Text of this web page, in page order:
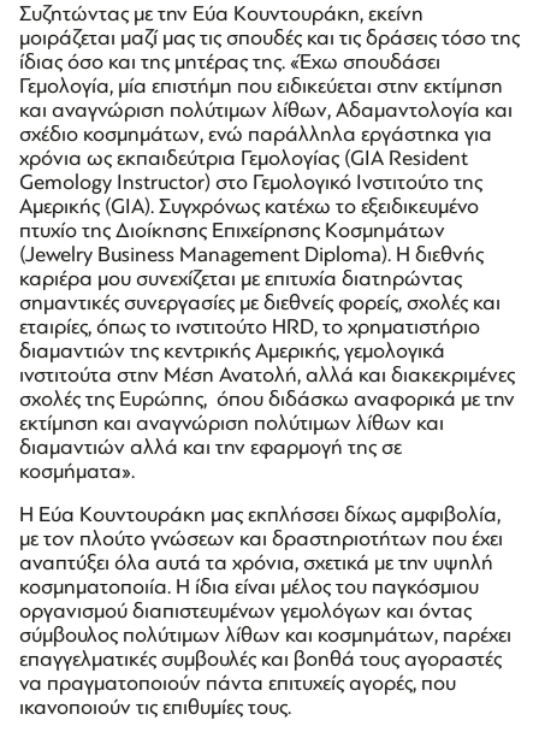
Συζητώντας με την Εύα Κουντουράκη, εκείνη
μοιράζεται μαζί μας τις σπουδές και τις δράσεις τόσο της
ίδιας όσο και της μητέρας της. «Έχω σπουδάσει
Γεμολογία, μία επιστήμη που ειδικεύεται στην εκτίμηση
και αναγνώριση πολύτιμων λίθων, Αδαμαντολογία και
σχέδιο κοσμημάτων, ενώ παράλληλα εργάστηκα για
χρόνια ως εκπαιδεύτρια Γεμολογίας (GIA Resident
Gemology Instructor) στο Γεμολογικό Ινστιτούτο της
Αμερικής (GIA). Συγχρόνως κατέχω το εξειδικευμένο
πτυχίο της Διοίκησης Επιχείρησης Κοσμημάτων
(Jewelry Business Management Diploma). Η διεθνής
καριέρα μου συνεχίζεται με επιτυχία διατηρώντας
σημαντικές συνεργασίες με διεθνείς φορείς, σχολές και
εταιρίες, όπως το ινστιτούτο HRD, το χρηματιστήριο
διαμαντιών της κεντρικής Αμερικής, γεμολογικά
ινστιτούτα στην Μέση Ανατολή, αλλά και διακεκριμένες
σχολές της Ευρώπης, όπου διδάσκω αναφορικά με την
εκτίμηση και αναγνώριση πολύτιμων λίθων και
διαμαντιών αλλά και την εφαρμογή της σε
κοσμήματα».
Η Εύα Κουντουράκη μας εκπλήσσει δίχως αμφιβολία,
με τον πλούτο γνώσεων και δραστηριοτήτων που έχει
αναπτύξει όλα αυτά τα χρόνια, σχετικά με την υψηλή
κοσμηματοποιία. Η ίδια είναι μέλος του παγκόσμιου
οργανισμού διαπιστευμένων γεμολόγων και όντας
σύμβουλος πολύτιμων λίθων και κοσμημάτων, παρέχει
επαγγελματικές συμβουλές και βοηθά τους αγοραστές
να πραγματοποιούν πάντα επιτυχείς αγορές, που
ικανοποιούν τις επιθυμίες τους.